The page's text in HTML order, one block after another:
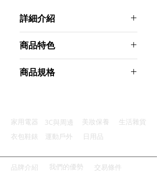
詳細介紹
商品特色
2L容量：大水箱減少補水次數
商品規格
主要材質：塑料
商品尺寸：13*13*15cm
產地名稱：中國大陸
代理商：亞桓有限公司
家用電器 3C與周邊 美妝保養
生活雜貨
衣包鞋錶
運動戶外 日用品
品牌介紹 我們的優勢 交易條件